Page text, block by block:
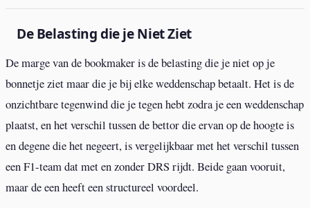
De Belasting die je Niet Ziet
De marge van de bookmaker is de belasting die je niet op je
bonnetje ziet maar die je bij elke weddenschap betaalt. Het is de
onzichtbare tegenwind die je tegen hebt zodra je een weddenschap
plaatst, en het verschil tussen de bettor die ervan op de hoogte is
en degene die het negeert, is vergelijkbaar met het verschil tussen
een F1-team dat met en zonder DRS rijdt. Beide gaan vooruit,
maar de een heeft een structureel voordeel.